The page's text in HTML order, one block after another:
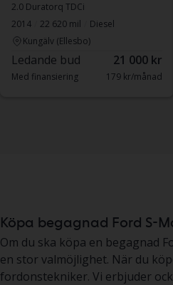
2.0 Duratorq TDCi
2014
22 620 mil
Diesel
Kungälv (Ellesbo)
Ledande bud 21 000 kr
Med finansiering 179 kr/månad
Köpa begagnad Ford S-
Om du ska köpa en begagnad
en stor valmöjlighet. När du
fordonstekniker. Vi erbjuder